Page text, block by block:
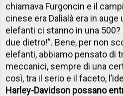
chiamava Furgoncin e il
cinese era Dalìalà era in auge
elefanti ci stanno in una 500?
due dietro!”. Bene, per non
elefanti, abbiamo pensato di
meccanici, sempre di una
così, tra il serio e il faceto,
Harley-Davidson possano